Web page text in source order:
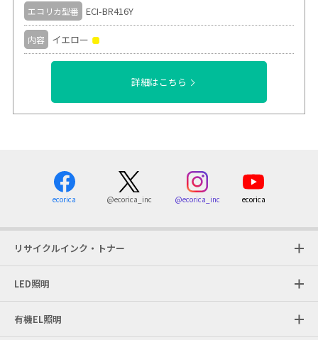
エコリカ型番 ECI-BR416Y
内容 イエロー
詳細はこちら
ecorica @ecorica_inc @ecorica_inc ecorica
リサイクルインク・トナー
LED照明
有機EL照明